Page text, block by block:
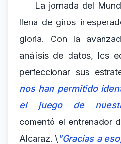
La jornada del
llena de giros
gloria. Con la
análisis de datos, los
perfeccionar sus
nos han permitido
el juego de
comentó el entrenador
Alcaraz. \"Gracias a